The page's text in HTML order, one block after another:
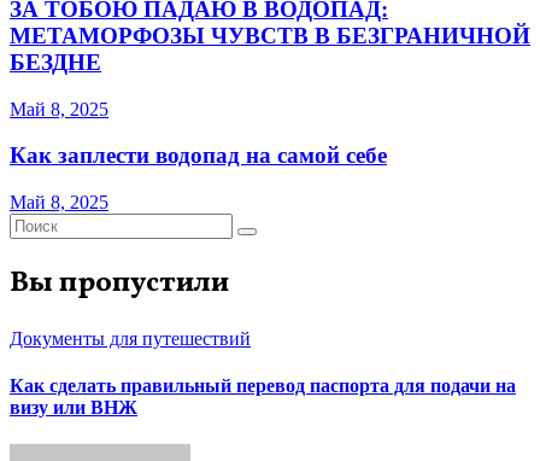
ЗА ТОБОЮ ПАДАЮ В ВОДОПАД:
МЕТАМОРФОЗЫ ЧУВСТВ В БЕЗГРАНИЧНОЙ
БЕЗДНЕ
Май 8, 2025
Как заплести водопад на самой себе
Май 8, 2025
Вы пропустили
Документы для путешествий
Как сделать правильный перевод паспорта для подачи на
визу или ВНЖ